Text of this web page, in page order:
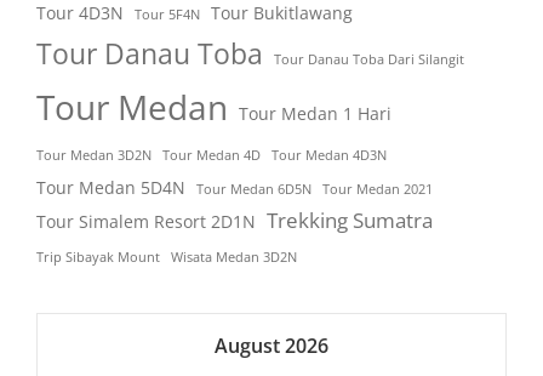
Tour 4D3N Tour 5F4N Tour Bukitlawang
Tour Danau Toba Tour Danau Toba Dari Silangit
Tour Medan Tour Medan 1 Hari
Tour Medan 3D2N Tour Medan 4D Tour Medan 4D3N
Tour Medan 5D4N Tour Medan 6D5N Tour Medan 2021
Tour Simalem Resort 2D1N Trekking Sumatra
Trip Sibayak Mount Wisata Medan 3D2N
August 2026